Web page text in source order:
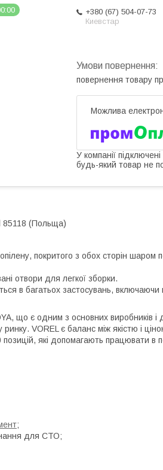
0 00
+380 (67) 504-07-73
Киевстар
повернення товару
У компанії
будь-який товар не
85118 (Польща)
покритого з обох сторін
отвори для легкої зборки.
в багатьох застосувань,
що є одним з основних виробників
VOREL є баланс між якістю і
які допомагають працювати в
;
для СТО;